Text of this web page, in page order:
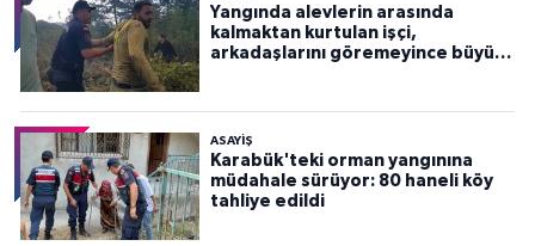
Yangında alevlerin arasında
kalmaktan kurtulan işçi,
arkadaşlarını göremeyince büyük
ASAYİŞ
Karabük'teki orman yangınına
müdahale sürüyor: 80 haneli köy
tahliye edildi